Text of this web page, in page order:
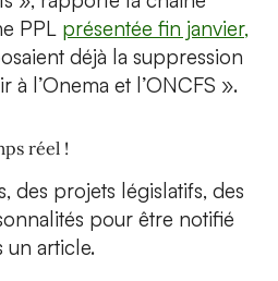
PPL présentée fin janvier,
déjà la suppression
à l’Onema et l’ONCFS ».
réel !
des projets législatifs, des
pour être notifié
un article.